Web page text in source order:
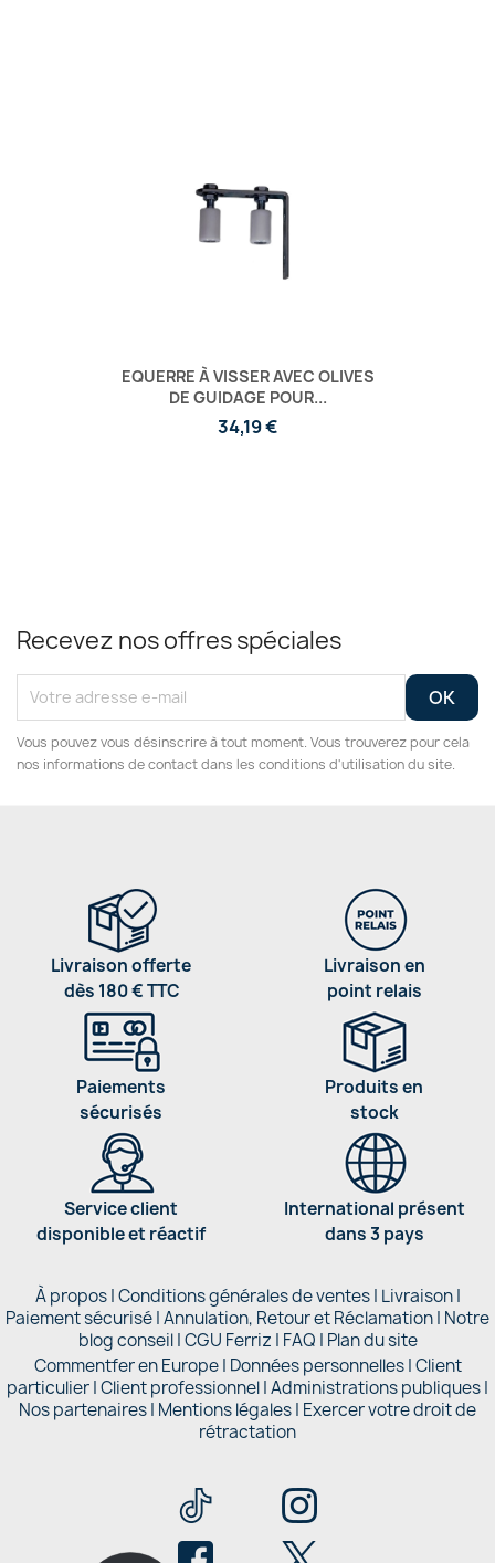
EQUERRE À VISSER AVEC OLIVES
DE GUIDAGE POUR...
34,19 €
Recevez nos offres spéciales
Vous pouvez vous désinscrire à tout moment. Vous trouverez pour cela
nos informations de contact dans les conditions d'utilisation du site.
Livraison offerte
dès 180 € TTC
Livraison en
point relais
Paiements
sécurisés
Produits en
stock
Service client
disponible et réactif
International présent
dans 3 pays
À propos|Conditions générales de ventes| Livraison|
Paiement sécurisé|Annulation, Retour et Réclamation| Notre
blog conseil|CGU Ferriz | FAQ | Plan du site
Commentfer en Europe| Données personnelles|Client
particulier|Client professionnel|Administrations publiques|
Nos partenaires | Mentions légales| Exercer votre droit de
rétractation